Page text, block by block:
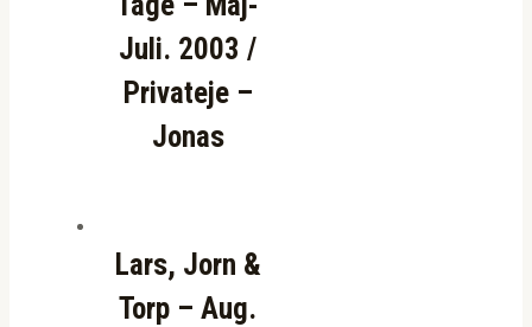
Juli. 2003 /
Privateje –
Jonas
Lars, Jorn &
Torp – Aug.